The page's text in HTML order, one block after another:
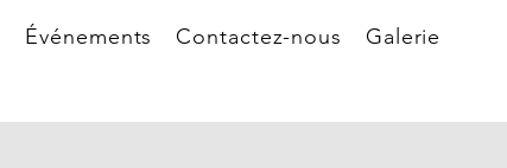
Événements Contactez-nous Galerie